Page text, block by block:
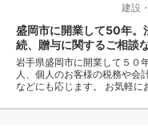
建設
盛岡市に開業して50年。
続、贈与に関するご相談
岩手県盛岡市に開業して５０
人、個人のお客様の税務や会
などにも応じます。 お気軽に